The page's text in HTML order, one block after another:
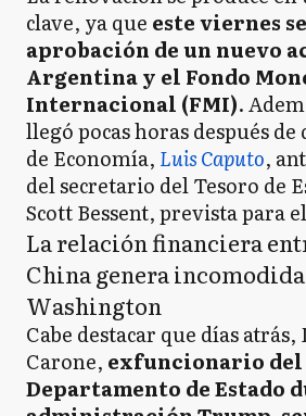
clave, ya que este viernes
aprobación de un nuevo
Argentina y el Fondo
Internacional (FMI).
llegó pocas horas después
de Economía, Luis Caputo,
del secretario del Tesoro de
Scott Bessent, prevista para
La relación financiera
China genera
Washington
Cabe destacar que días
Carone, exfuncionario del
Departamento de Estado